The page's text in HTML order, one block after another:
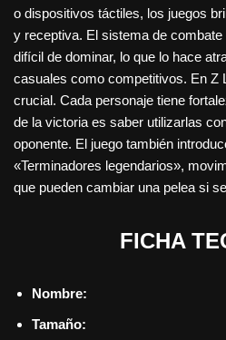
o dispositivos táctiles, los juegos
y receptiva. El sistema de
difícil de dominar, lo que lo hace
casuales como competitivos. En Z
crucial. Cada personaje tiene
de la victoria es saber utilizarlas
oponente. El juego también
«Terminadores legendarios»,
que pueden cambiar una pelea si
FICHA
Nombre:
Tamaño: